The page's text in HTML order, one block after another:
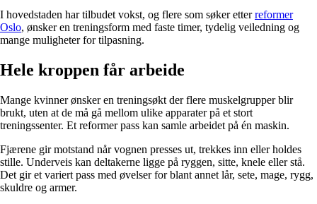
I hovedstaden har tilbudet vokst, og flere som søker etterreformer
Oslo, ønsker en treningsform med faste timer, tydelig veiledning og
mange muligheter for tilpasning.
Hele kroppen får arbeide
Mange kvinner ønsker en treningsøkt der flere muskelgrupper blir
brukt, uten at de må gå mellom ulike apparater på et stort
treningssenter. Et reformer pass kan samle arbeidet på én maskin.
Fjærene gir motstand når vognen presses ut, trekkes inn eller holdes
stille. Underveis kan deltakerne ligge på ryggen, sitte, knele eller stå.
Det gir et variert pass med øvelser for blant annet lår, sete, mage, rygg,
skuldre og armer.